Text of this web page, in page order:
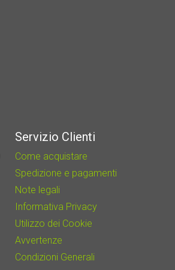
Servizio Clienti
Come acquistare
Spedizione e pagamenti
Note legali
Informativa Privacy
Utilizzo dei Cookie
Avvertenze
Condizioni Generali